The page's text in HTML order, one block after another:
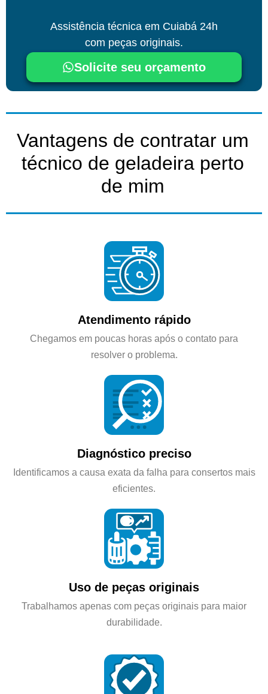
Assistência técnica em Cuiabá 24h
com peças originais.
Solicite seu orçamento
Vantagens de contratar um
técnico de geladeira perto
de mim
Atendimento rápido
Chegamos em poucas horas após o contato para
resolver o problema.
Diagnóstico preciso
Identificamos a causa exata da falha para consertos mais
eficientes.
Uso de peças originais
Trabalhamos apenas com peças originais para maior
durabilidade.